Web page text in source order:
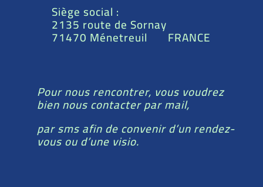
Siège social :
2135 route de Sornay
71470 Ménetreuil FRANCE
Pour nous rencontrer, vous voudrez
bien nous contacter par mail,
par sms afin de convenir d’un rendez-
vous ou d’une visio.